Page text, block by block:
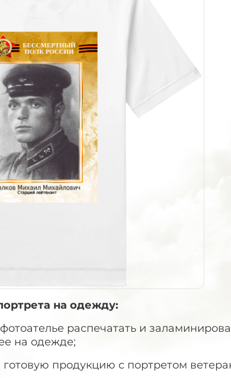
на одежду:
распечатать и
на одежде;
готовую продукцию с портретом